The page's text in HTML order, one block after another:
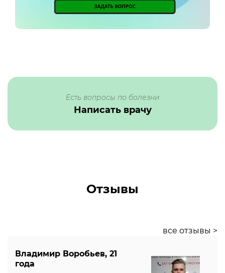
Есть вопросы по болезни
Написать врачу
Отзывы
все отзывы >
Владимир Воробьев, 21
года